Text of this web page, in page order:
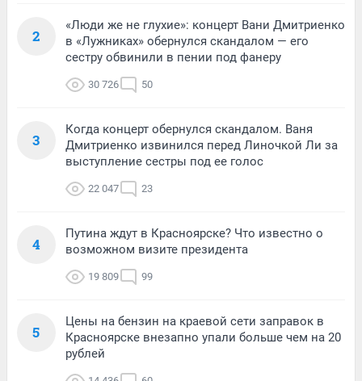
2
«Люди же не глухие»: концерт Вани Дмитриенко
в «Лужниках» обернулся скандалом — его
сестру обвинили в пении под фанеру
30 726 50
3
Когда концерт обернулся скандалом. Ваня
Дмитриенко извинился перед Линочкой Ли за
выступление сестры под ее голос
22 047 23
4
Путина ждут в Красноярске? Что известно о
возможном визите президента
19 809 99
5
Цены на бензин на краевой сети заправок в
Красноярске внезапно упали больше чем на 20
рублей